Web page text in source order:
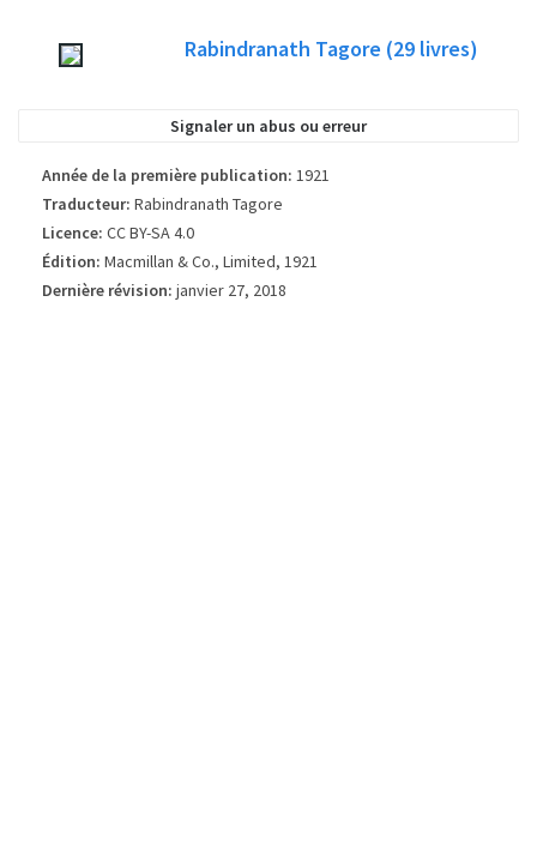
édition. S'il vous plaît considérer cela seulement comme une image de
Rabindranath Tagore (29 livres)
Signaler un abus ou erreur
Année de la première publication: 1921
Traducteur: Rabindranath Tagore
Licence: CC BY-SA 4.0
Édition: Macmillan & Co., Limited, 1921
Dernière révision: janvier 27, 2018